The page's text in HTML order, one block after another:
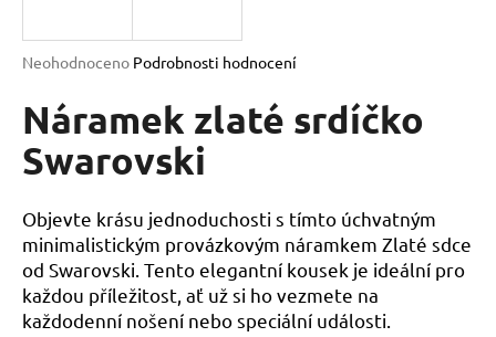
Průměrné
produktu
je
0,0
z
hvězdiček.
Neohodnoceno Podrobnosti hodnocení
Náramek zlaté srdíčko
Swarovski
Objevte krásu jednoduchosti s tímto úchvatným
minimalistickým provázkovým náramkem Zlaté sdce
od Swarovski. Tento elegantní kousek je ideální pro
každou příležitost, ať už si ho vezmete na
každodenní nošení nebo speciální události.
j
t
?
HLEDAT